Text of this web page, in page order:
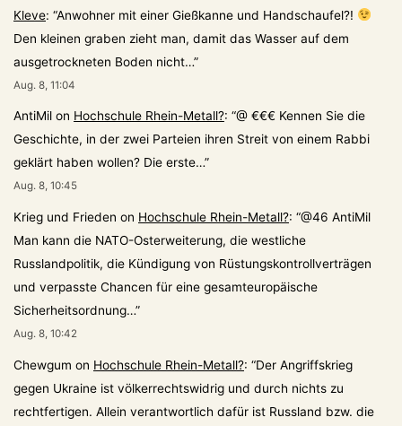
Kleve: “Anwohner mit einer Gießkanne und Handschaufel?!
Den kleinen graben zieht man, damit das Wasser auf dem
ausgetrockneten Boden nicht…”
Aug. 8, 11:04
AntiMil on Hochschule Rhein-Metall?: “@ €€€ Kennen Sie die
Geschichte, in der zwei Parteien ihren Streit von einem Rabbi
geklärt haben wollen? Die erste…”
Aug. 8, 10:45
Krieg und Frieden on Hochschule Rhein-Metall?: “@46 AntiMil
Man kann die NATO-Osterweiterung, die westliche
Russlandpolitik, die Kündigung von Rüstungskontrollverträgen
und verpasste Chancen für eine gesamteuropäische
Sicherheitsordnung…”
Aug. 8, 10:42
Chewgum on Hochschule Rhein-Metall?: “Der Angriffskrieg
gegen Ukraine ist völkerrechtswidrig und durch nichts zu
rechtfertigen. Allein verantwortlich dafür ist Russland bzw. die